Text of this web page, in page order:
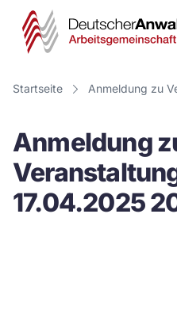
Startseite
Anmeldung
17.04.2025